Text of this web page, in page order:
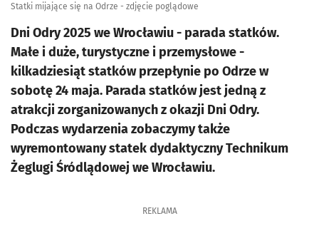
Statki mijające się na Odrze - zdjęcie poglądowe
Dni Odry 2025 we Wrocławiu - parada statków.
Małe i duże, turystyczne i przemysłowe -
kilkadziesiąt statków przepłynie po Odrze w
sobotę 24 maja. Parada statków jest jedną z
atrakcji zorganizowanych z okazji Dni Odry.
Podczas wydarzenia zobaczymy także
wyremontowany statek dydaktyczny Technikum
Żeglugi Śródlądowej we Wrocławiu.
REKLAMA